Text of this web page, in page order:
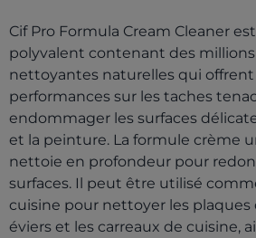
Cif Pro Formula Cream Cleaner
polyvalent contenant des
nettoyantes naturelles qui
performances sur les taches
endommager les surfaces
et la peinture. La formule crème
nettoie en profondeur pour
surfaces. Il peut être utilisé
cuisine pour nettoyer les plaques
éviers et les carreaux de cuisine,